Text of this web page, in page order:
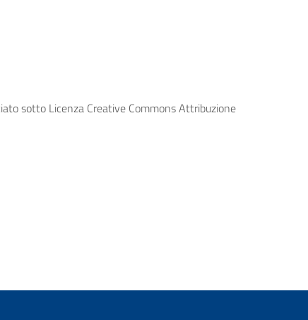
sotto Licenza Creative Commons Attribuzione